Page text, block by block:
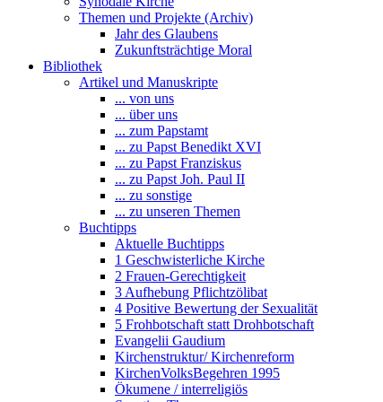
Themen und Projekte (Archiv)
Jahr des Glaubens
Zukunftsträchtige Moral
Bibliothek
Artikel und Manuskripte
... von uns
... über uns
... zum Papstamt
... zu Papst Benedikt XVI
... zu Papst Franziskus
... zu Papst Joh. Paul II
... zu sonstige
... zu unseren Themen
Buchtipps
Aktuelle Buchtipps
1 Geschwisterliche Kirche
2 Frauen-Gerechtigkeit
3 Aufhebung Pflichtzölibat
4 Positive Bewertung der Sexualität
5 Frohbotschaft statt Drohbotschaft
Evangelii Gaudium
Kirchenstruktur/ Kirchenreform
KirchenVolksBegehren 1995
Ökumene / interreligiös